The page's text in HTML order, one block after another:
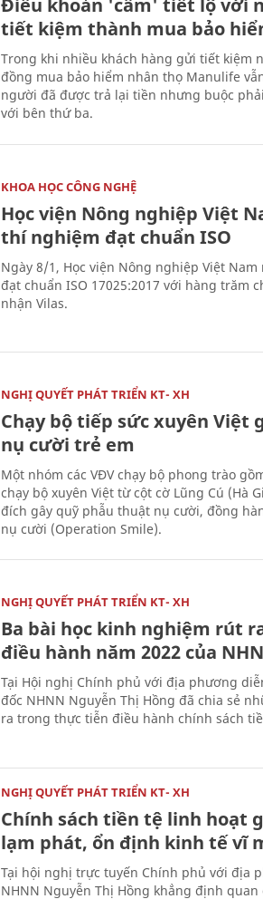
Điều khoản 'cấm' tiết lộ với
tiết kiệm thành mua bảo
Trong khi nhiều khách hàng gửi tiết kiệm
đồng mua bảo hiểm nhân thọ Manulife
người đã được trả lại tiền nhưng buộc
với bên thứ ba.
KHOA HỌC CÔNG NGHỆ
Học viện Nông nghiệp Việt
thí nghiệm đạt chuẩn ISO
Ngày 8/1, Học viện Nông nghiệp Việt
đạt chuẩn ISO 17025:2017 với hàng trăm
nhận Vilas.
NGHỊ QUYẾT PHÁT TRIỂN KT- XH
Chạy bộ tiếp sức xuyên Việt
nụ cười trẻ em
Một nhóm các VĐV chạy bộ phong trào
chạy bộ xuyên Việt từ cột cờ Lũng Cú (Hà
đích gây quỹ phẫu thuật nụ cười, đồng
nụ cười (Operation Smile).
NGHỊ QUYẾT PHÁT TRIỂN KT- XH
Ba bài học kinh nghiệm rút
điều hành năm 2022 của
Tại Hội nghị Chính phủ với địa phương
đốc NHNN Nguyễn Thị Hồng đã chia sẻ
ra trong thực tiễn điều hành chính sách
NGHỊ QUYẾT PHÁT TRIỂN KT- XH
Chính sách tiền tệ linh hoạt
lạm phát, ổn định kinh tế vĩ
Tại hội nghị trực tuyến Chính phủ với địa
NHNN Nguyễn Thị Hồng khẳng định